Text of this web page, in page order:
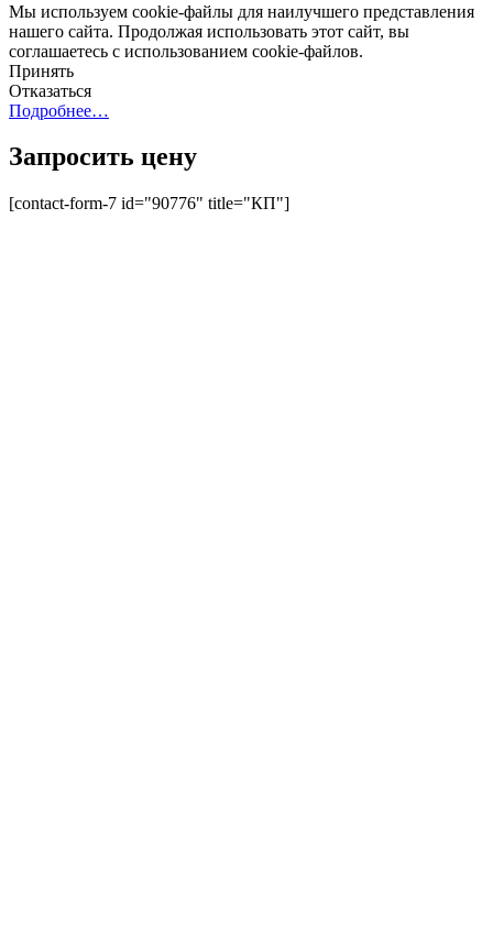
Мы используем cookie-файлы для наилучшего представления
нашего сайта. Продолжая использовать этот сайт, вы
соглашаетесь с использованием cookie-файлов.
Принять
Отказаться
Подробнее…
Запросить цену
[contact-form-7 id="90776" title="КП"]